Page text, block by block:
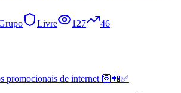
Livre 127 46
promocionais de internet 🛜📲✅